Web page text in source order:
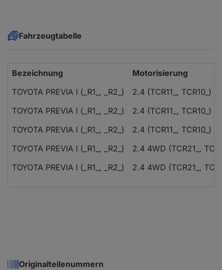
Fahrzeugtabelle
Bezeichnung
Motorisierung
TOYOTA PREVIA I (_R1_, _R2_)
2.4 (TCR11_, TCR10_)
TOYOTA PREVIA I (_R1_, _R2_)
2.4 (TCR11_, TCR10_)
TOYOTA PREVIA I (_R1_, _R2_)
2.4 (TCR11_, TCR10_)
TOYOTA PREVIA I (_R1_, _R2_)
2.4 4WD (TCR21_,
TOYOTA PREVIA I (_R1_, _R2_)
2.4 4WD (TCR21_,
Originalteilenummern